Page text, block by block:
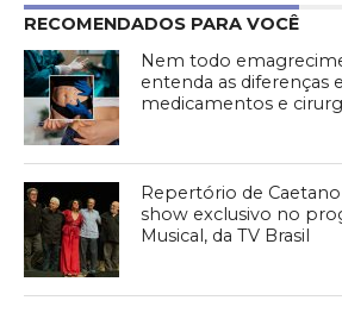
RECOMENDADOS PARA VOCÊ
Nem todo
entenda as diferenças
medicamentos e
Repertório de
show exclusivo no
Musical, da TV Brasil